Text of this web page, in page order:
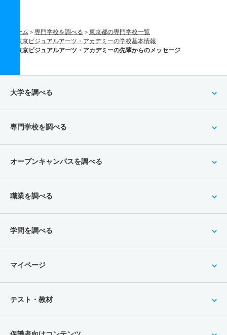
ホーム 専門学校を調べる
東京都の専門学校一覧
東京ビジュアルアーツ・アカデミーの学校基本情報
東京ビジュアルアーツ・アカデミーの先輩からのメッセージ
大学を調べる
専門学校を調べる
オープンキャンパスを調べる
職業を調べる
学問を調べる
マイページ
テスト・教材